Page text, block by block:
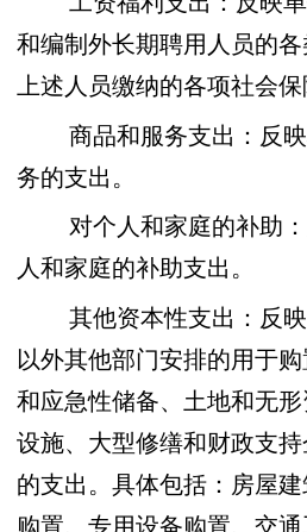
和编制外长期聘用人员的
上述人员缴纳的各项社会保
商品和服务支出：反
务的支出。
对个人和家庭的补助
人和家庭的补助支出。
其他资本性支出：反
以外其他部门安排的用于
和应急性储备、土地和无
设施、大型修缮和财政支
的支出。具体包括：房屋
购置、专用设备购置、交